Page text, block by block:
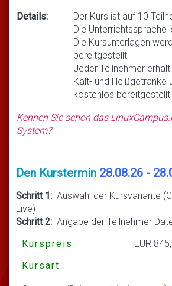
Details:
Der Kurs ist auf 10
Die Unterrichtssprache
Die Kursunterlagen
bereitgestellt
Jeder Teilnehmer
Kalt- und Heißgetränke
kostenlos bereitgestellt
Kennen Sie schon das
System?
Den Kurstermin 28.08.26 -
Schritt 1: Auswahl der Kursvariante
Live)
Schritt 2: Angabe der Teilnehmer
Kurspreis
EUR
Kursart